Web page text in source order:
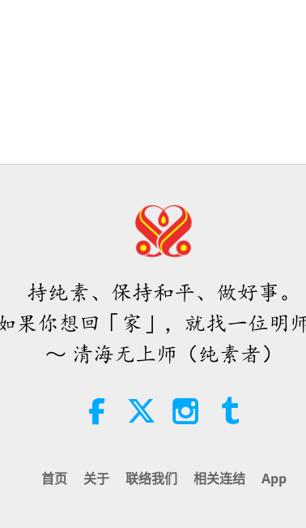
持纯素、保持和平、做好事。
果你想回「家」，就找一位明师
～ 清海无上师（纯素者）
首页 关于 联络我们 相关连结 App